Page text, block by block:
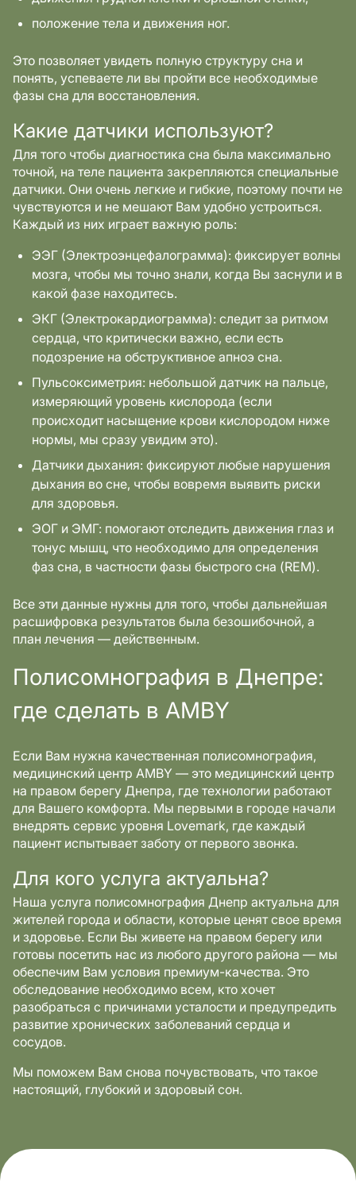
положение тела и движения ног.
Это позволяет увидеть полную структуру сна и
понять, успеваете ли вы пройти все необходимые
фазы сна для восстановления.
Какие датчики используют?
Для того чтобы диагностика сна была максимально
точной, на теле пациента закрепляются специальные
датчики. Они очень легкие и гибкие, поэтому почти не
чувствуются и не мешают Вам удобно устроиться.
Каждый из них играет важную роль:
ЭЭГ (Электроэнцефалограмма): фиксирует волны
мозга, чтобы мы точно знали, когда Вы заснули и в
какой фазе находитесь.
ЭКГ (Электрокардиограмма): следит за ритмом
сердца, что критически важно, если есть
подозрение на обструктивное апноэ сна.
Пульсоксиметрия: небольшой датчик на пальце,
измеряющий уровень кислорода (если
происходит насыщение крови кислородом ниже
нормы, мы сразу увидим это).
Датчики дыхания: фиксируют любые нарушения
дыхания во сне, чтобы вовремя выявить риски
для здоровья.
ЭОГ и ЭМГ: помогают отследить движения глаз и
тонус мышц, что необходимо для определения
фаз сна, в частности фазы быстрого сна (REM).
Все эти данные нужны для того, чтобы дальнейшая
расшифровка результатов была безошибочной, а
план лечения — действенным.
Полисомнография в Днепре:
где сделать в AMBY
Если Вам нужна качественная полисомнография,
медицинский центр AMBY — это медицинский центр
на правом берегу Днепра, где технологии работают
для Вашего комфорта. Мы первыми в городе начали
внедрять сервис уровня Lovemark, где каждый
пациент испытывает заботу от первого звонка.
Для кого услуга актуальна?
Наша услуга полисомнография Днепр актуальна для
жителей города и области, которые ценят свое время
и здоровье. Если Вы живете на правом берегу или
готовы посетить нас из любого другого района — мы
обеспечим Вам условия премиум-качества. Это
обследование необходимо всем, кто хочет
разобраться с причинами усталости и предупредить
развитие хронических заболеваний сердца и
сосудов.
Мы поможем Вам снова почувствовать, что такое
настоящий, глубокий и здоровый сон.